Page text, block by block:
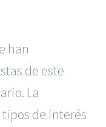
han
de este
La
de interés